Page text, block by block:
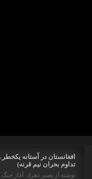
افغانستان در آستانه
تداوم بحران نیم قرنه)
نوشته از بصیر دهزاد آغاز